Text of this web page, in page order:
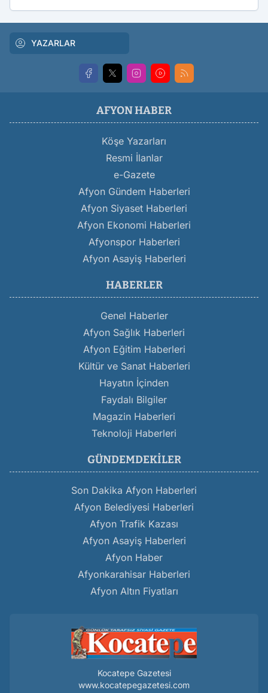
YAZARLAR
AFYON HABER
Köşe Yazarları
Resmi İlanlar
e-Gazete
Afyon Gündem Haberleri
Afyon Siyaset Haberleri
Afyon Ekonomi Haberleri
Afyonspor Haberleri
Afyon Asayiş Haberleri
HABERLER
Genel Haberler
Afyon Sağlık Haberleri
Afyon Eğitim Haberleri
Kültür ve Sanat Haberleri
Hayatın İçinden
Faydalı Bilgiler
Magazin Haberleri
Teknoloji Haberleri
GÜNDEMDEKILER
Son Dakika Afyon Haberleri
Afyon Belediyesi Haberleri
Afyon Trafik Kazası
Afyon Asayiş Haberleri
Afyon Haber
Afyonkarahisar Haberleri
Afyon Altın Fiyatları
Kocatepe Gazetesi
www.kocatepegazetesi.com